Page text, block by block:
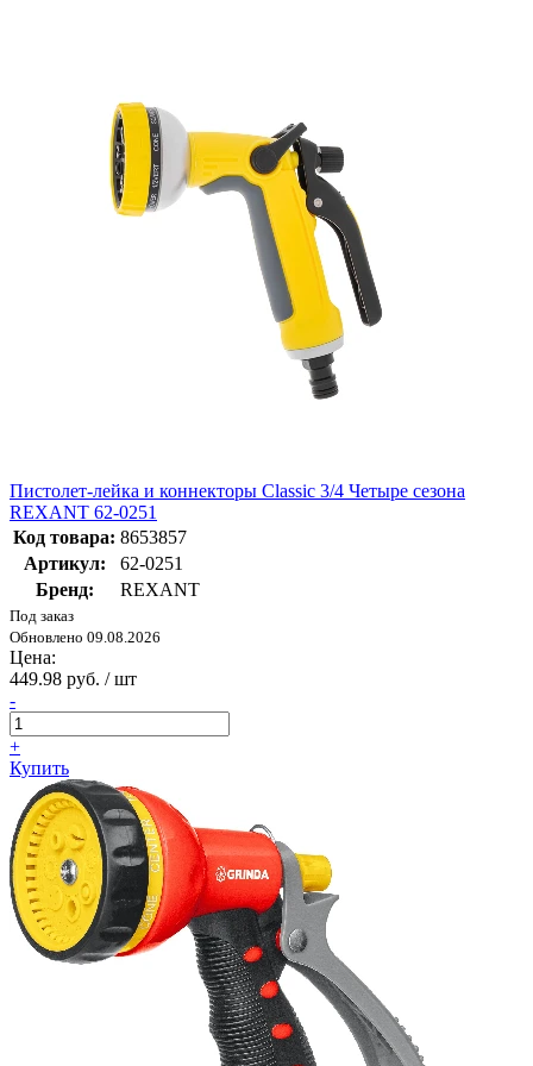
Пистолет-лейка и коннекторы Classic 3/4 Четыре сезона
REXANT 62-0251
Код товара: 8653857
Артикул:
62-0251
Бренд:
REXANT
Под заказ
Обновлено 09.08.2026
Цена:
449.98 руб. / шт
-
+
Купить